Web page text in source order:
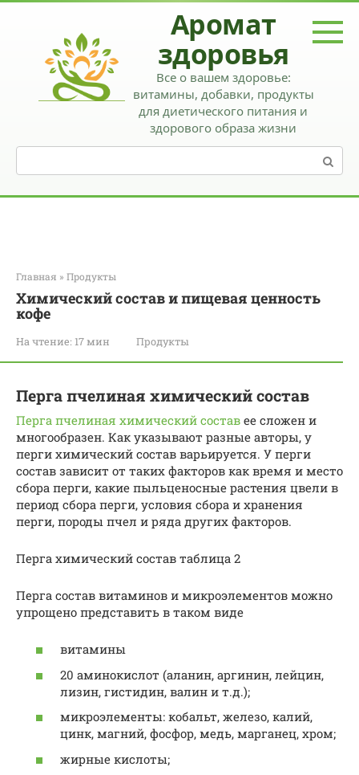
Перейти
Аромат
здоровья
Все о вашем здоровье:
витамины, добавки, продукты
для диетического питания и
здорового образа жизни
Поиск:
Главная » Продукты
Химический состав и пищевая ценность
кофе
На чтение: 17 мин Продукты
Перга пчелиная химический состав
Перга пчелиная химический состав ее сложен и
многообразен. Как указывают разные авторы, у
перги химический состав варьируется. У перги
состав зависит от таких факторов как время и место
сбора перги, какие пыльценосные растения цвели в
период сбора перги, условия сбора и хранения
перги, породы пчел и ряда других факторов.
Перга химический состав таблица 2
Перга состав витаминов и микроэлементов можно
упрощено представить в таком виде
витамины
20 аминокислот (аланин, аргинин, лейцин,
лизин, гистидин, валин и т.д.);
микроэлементы: кобальт, железо, калий,
цинк, магний, фосфор, медь, марганец, хром;
жирные кислоты;